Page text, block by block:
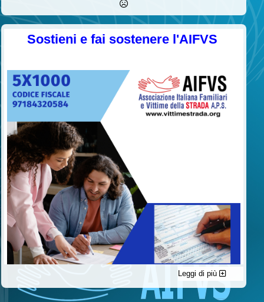
Sostieni e fai sostenere l'AIFVS
C'è un modo di contribuire alle attività dell’A.I.F.V.S. a favore
delle vittime della strada e per dare giustizia ai superstiti ed ai
Leggi di più